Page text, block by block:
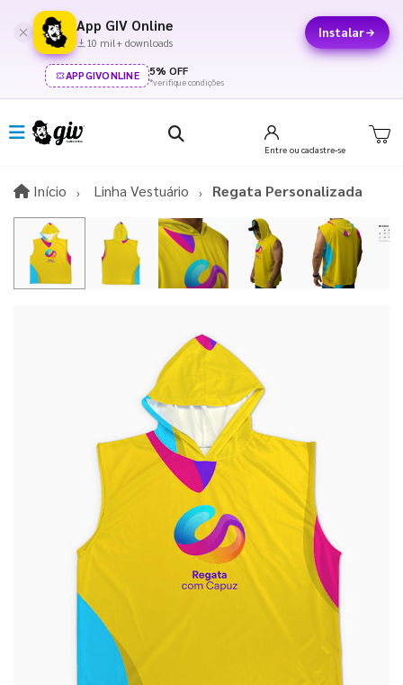
App GIV Online
10 mil+ downloads
Instalar
APPGIVONLINE 5% OFF
*verifique condições
Entre ou cadastre-se
Início InícioLinha Vestuário Regata Personalizada